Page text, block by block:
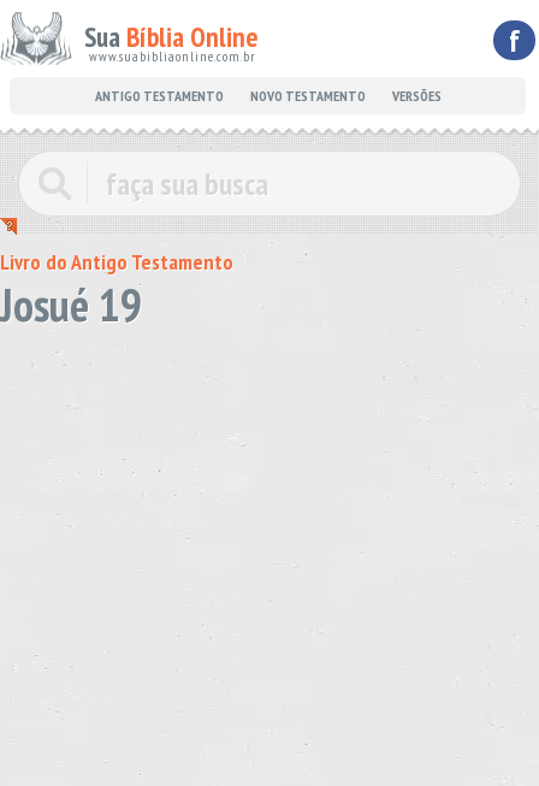
Sua Bíblia Online
www.suabibliaonline.com.br f
ANTIGO TESTAMENTO NOVO TESTAMENTO VERSÕES
Livro do Antigo Testamento
Josué 19